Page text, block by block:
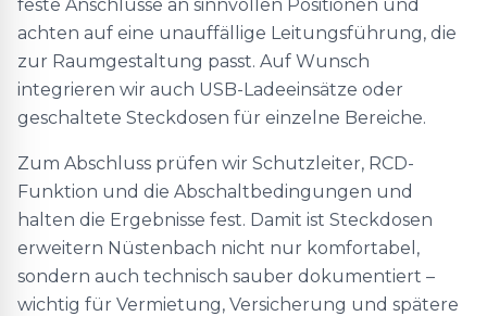
feste Anschlüsse an sinnvollen Positionen und
achten auf eine unauffällige Leitungsführung, die
zur Raumgestaltung passt. Auf Wunsch
integrieren wir auch USB-Ladeeinsätze oder
geschaltete Steckdosen für einzelne Bereiche.
Zum Abschluss prüfen wir Schutzleiter, RCD-
Funktion und die Abschaltbedingungen und
halten die Ergebnisse fest. Damit ist Steckdosen
erweitern Nüstenbach nicht nur komfortabel,
sondern auch technisch sauber dokumentiert –
wichtig für Vermietung, Versicherung und spätere